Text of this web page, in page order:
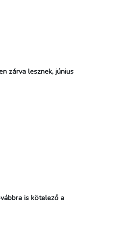
zárva lesznek, június
is kötelező a